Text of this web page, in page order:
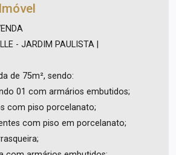
- JARDIM PAULISTA |
de 75m², sendo:
01 com armários embutidos;
com piso porcelanato;
com piso em porcelanato;